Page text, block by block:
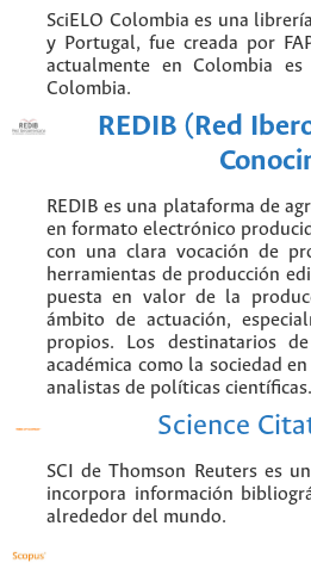
SciELO Colombia es una
y Portugal, fue creada por
actualmente en Colombia
Colombia.
REDIB (Red
REDIB es una plataforma de
en formato electrónico
con una clara vocación de
herramientas de producción
puesta en valor de la
ámbito de actuación,
propios. Los destinatarios
académica como la sociedad
analistas de políticas científicas.
Science
SCI de Thomson Reuters es
incorpora información
alrededor del mundo.